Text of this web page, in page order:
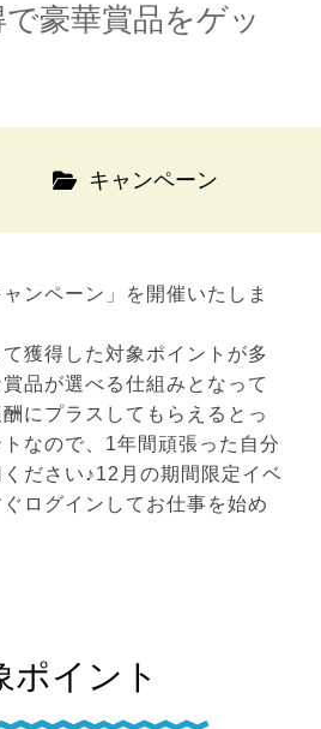
豪華賞品をゲッ
キャンペーン
ンペーン」を開催いたしま
獲得した対象ポイントが多
品が選べる仕組みとなって
にプラスしてもらえるとっ
なので、1年間頑張った自分
ださい♪12月の期間限定イベ
ログインしてお仕事を始め
ポイント